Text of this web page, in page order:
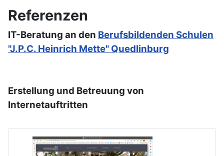
Referenzen
IT-Beratung an den Berufsbildenden Schulen
"J.P.C. Heinrich Mette" Quedlinburg
Erstellung und Betreuung von
Internetauftritten